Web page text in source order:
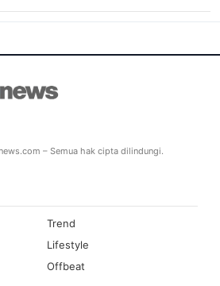
– Semua hak cipta dilindungi.
Trend
Lifestyle
Offbeat